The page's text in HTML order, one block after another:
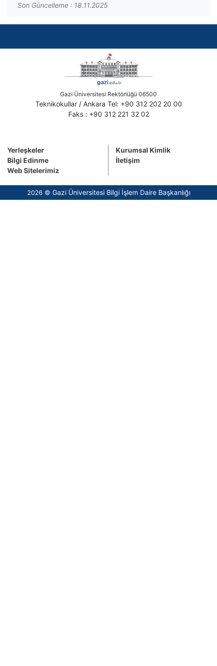
Son Güncelleme : 18.11.2025
Gazi Üniversitesi Rektörlüğü 06500
Teknikokullar / Ankara Tel: +90 312 202 20 00
Faks : +90 312 221 32 02
Yerleşkeler
Bilgi Edinme
Web Sitelerimiz
Kurumsal Kimlik
İletişim
2026 © Gazi Üniversitesi Bilgi İşlem Daire Başkanlığı